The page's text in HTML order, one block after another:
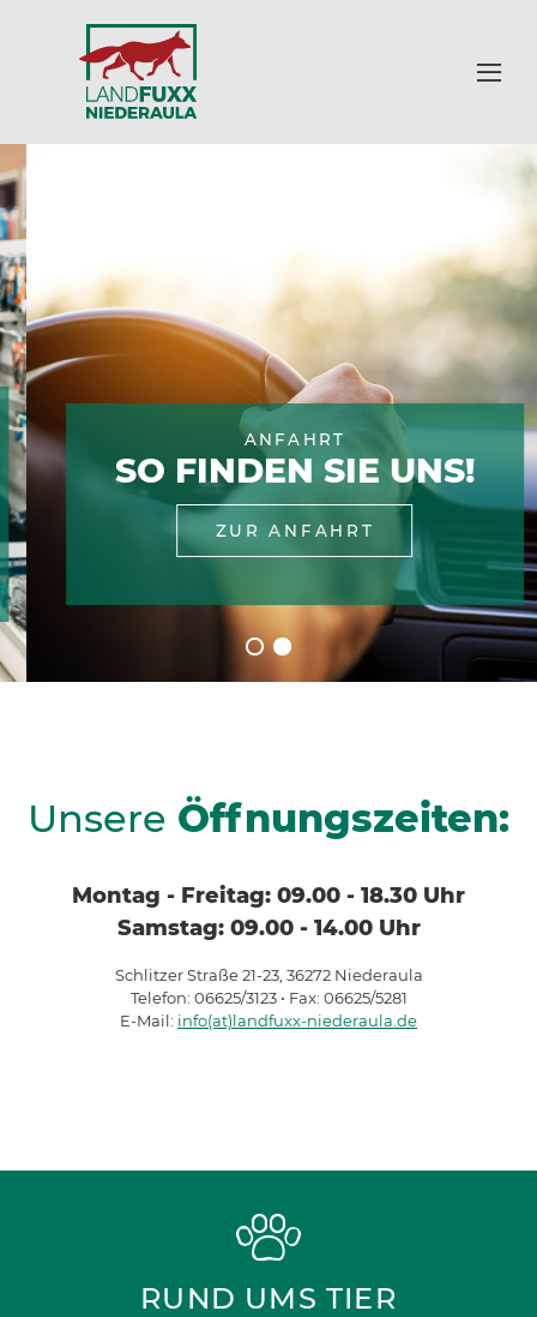
ANFAHRT
SO FINDEN SIE UNS!
ZUR ANFAHRT
Unsere Öffnungszeiten:
Montag - Freitag: 09.00 - 18.30 Uhr
Samstag: 09.00 - 14.00 Uhr
Schlitzer Straße 21-23, 36272 Niederaula
Telefon: 06625/3123 • Fax: 06625/5281
E-Mail: info(at)landfuxx-niederaula.de
RUND UMS TIER